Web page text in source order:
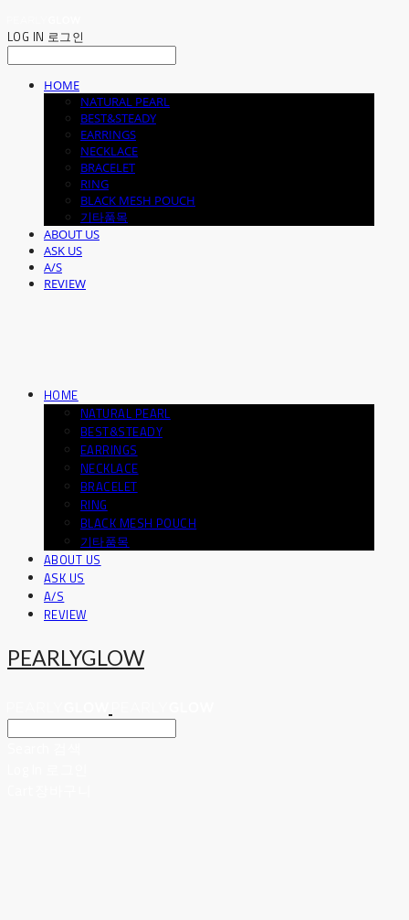
LOG IN 로그인
HOME
NATURAL PEARL
BEST&STEADY
EARRINGS
NECKLACE
BRACELET
RING
BLACK MESH POUCH
기타품목
ABOUT US
ASK US
A/S
REVIEW
HOME
NATURAL PEARL
BEST&STEADY
EARRINGS
NECKLACE
BRACELET
RING
BLACK MESH POUCH
기타품목
ABOUT US
ASK US
A/S
REVIEW
PEARLYGLOW